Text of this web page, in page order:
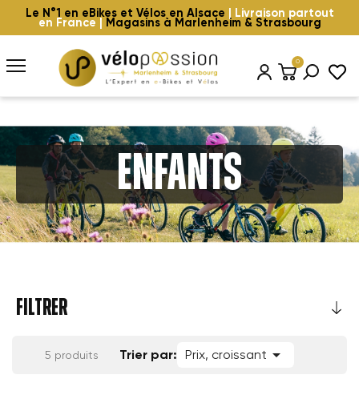
Le N°1 en eBikes et Vélos en Alsace | Livraison partout
en France | Magasins à Marlenheim & Strasbourg
0
Enfants
FILTRER
5 produits Trier par: Prix, croissant 